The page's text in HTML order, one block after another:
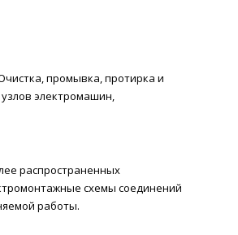
промывка, протирка и
электромашин,
распространенных
схемы соединений
работы.